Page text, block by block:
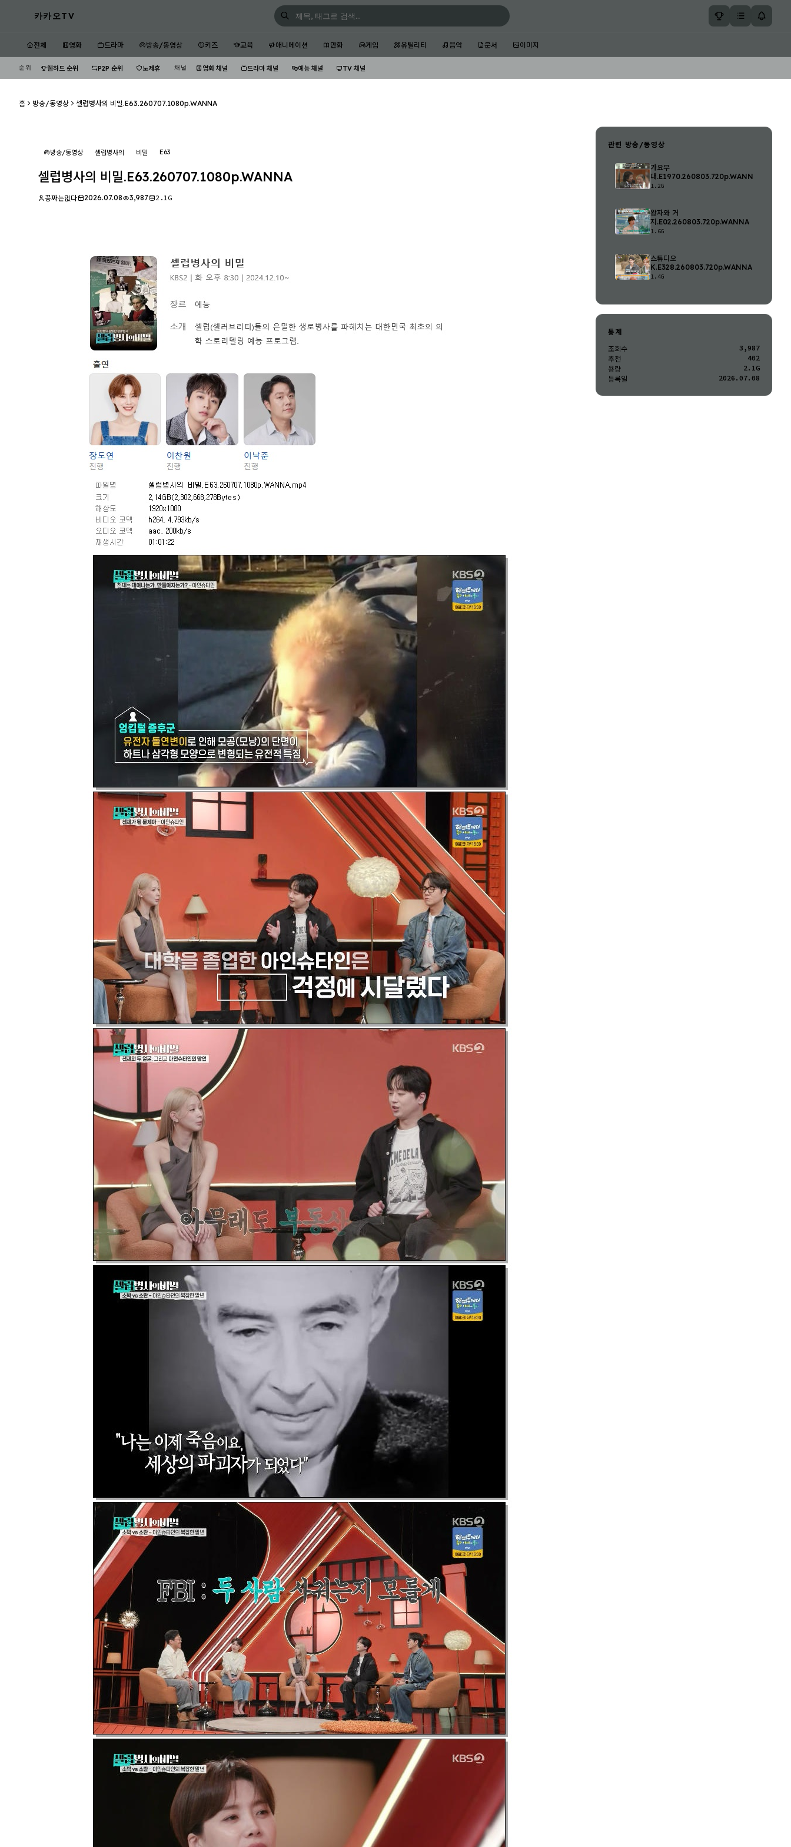
카카오TV
전체 영화 드라마 방송/동영상 키즈 교육 애니메이션 만화 게임 유틸리티 음악 문서 이미지
순위 웹하드 순위 P2P 순위 노제휴 채널 영화 채널 드라마 채널 예능 채널 TV 채널
홈 방송/동영상 셀럽병사의 비밀.E63.260707.1080p.WANNA
방송/동영상 셀럽병사의 비밀 E63
셀럽병사의 비밀.E63.260707.1080p.WANNA
꽁짜는없다 2026.07.08 3,987 2.1G
관련 방송/동영상
가요무
대.E1970.260803.720p.WANNA
1.2G
왕자와 거
지.E02.260803.720p.WANNA
1.6G
스튜디오
K.E328.260803.720p.WANNA
1.4G
통계
조회수
3,987
추천
402
용량
2.1G
등록일
2026.07.08